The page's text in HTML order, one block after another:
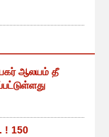
ஆலயம் தீ
! 150